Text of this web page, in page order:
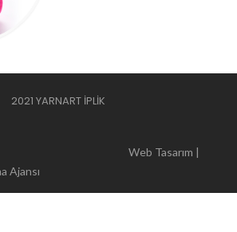
2021 YARNART İPLİK
|
Ajansı